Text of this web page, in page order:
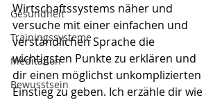
Gesundheit
Trainingssysteme
Meditation
Bewusstsein
Wirtschaftssystems näher und
versuche mit einer einfachen und
verständlichen Sprache die
wichtigsten Punkte zu erklären und
dir einen möglichst unkomplizierten
Einstieg zu geben. Ich erzähle dir wie